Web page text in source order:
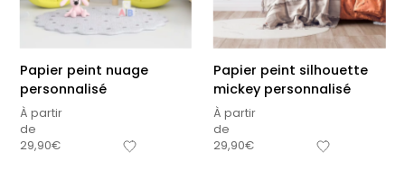
Papier peint nuage
personnalisé
À partir
de
29,90€
Papier peint silhouette
mickey personnalisé
À partir
de
29,90€